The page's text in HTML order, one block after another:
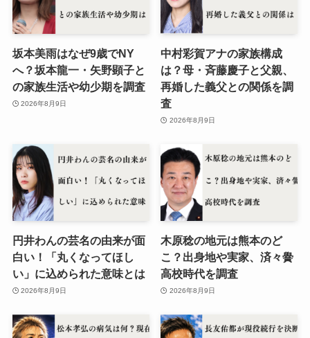
坂本美雨はなぜ9歳でNY
へ？坂本龍一・矢野顕子と
の家族生活や幼少期を調査
2026年8月9日
中村彩賀アナの家族構成
は？母・斉藤慶子と父親、
再婚した義父との関係を調
査
2026年8月9日
円井わんの芸名の由来が面
白い！「丸くなってほし
い」に込められた意味とは
2026年8月9日
木原稔の地元は熊本のど
こ？出身地や実家、済々黌
高校時代を調査
2026年8月9日